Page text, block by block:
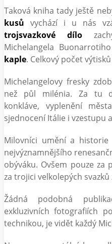
Taková kniha tady ještě
kusů vychází i u nás
trojsvazkové dílo
Michelangela
kaple. Celkový počet
Michelangelovy fresky
než půl milénia. Za tu
konkláve, vyplenění
sjednocení Itálie i vzestupu
Milovníci umění a
nejvýznamnějšího
obýváku. Ovšem pouze za
za trojici velkolepých
Žádná podobná
exkluzivních fotografiích
technikou, je vidět každý